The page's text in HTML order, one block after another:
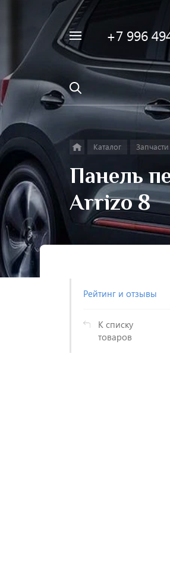
в каталоге
Найти
Например,
+7 996
Каталог
Панель
Arrizo 8
Рейтинг и отзывы
К списку
товаров